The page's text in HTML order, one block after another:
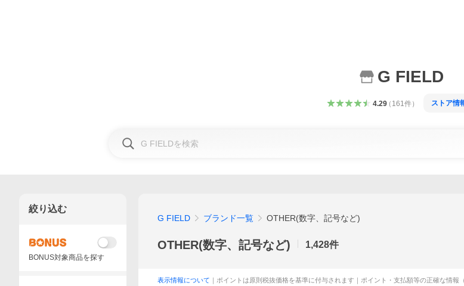
G FIELD
4.29（ 161 件） ストア情
G FIELD ブランド一覧 OTHER(数字、記号など)
OTHER(数字、記号など) 1,428件
表示情報について ｜ポイントは原則税抜価格を基準に付与されます｜ポイント・支払額等の正確な情
絞り込む
BONUS対象商品を探す